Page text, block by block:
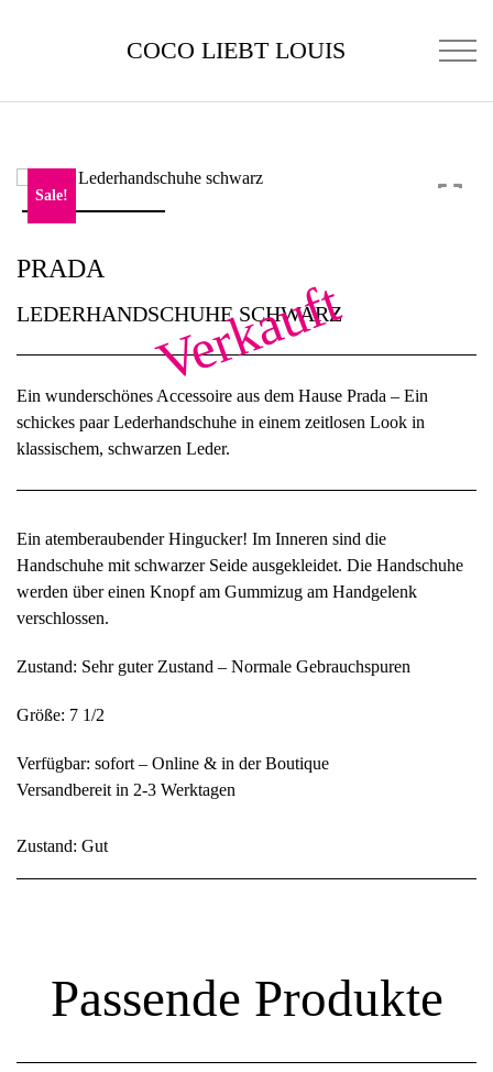
COCO LIEBT LOUIS
Sale!
Verkauft
PRADA
LEDERHANDSCHUHE SCHWARZ
Ein wunderschönes Accessoire aus dem Hause Prada – Ein
schickes paar Lederhandschuhe in einem zeitlosen Look in
klassischem, schwarzen Leder.
Ein atemberaubender Hingucker! Im Inneren sind die
Handschuhe mit schwarzer Seide ausgekleidet. Die Handschuhe
werden über einen Knopf am Gummizug am Handgelenk
verschlossen.
Zustand: Sehr guter Zustand – Normale Gebrauchspuren
Größe: 7 1/2
Verfügbar: sofort – Online & in der Boutique
Versandbereit in 2-3 Werktagen
Zustand: Gut
Passende Produkte